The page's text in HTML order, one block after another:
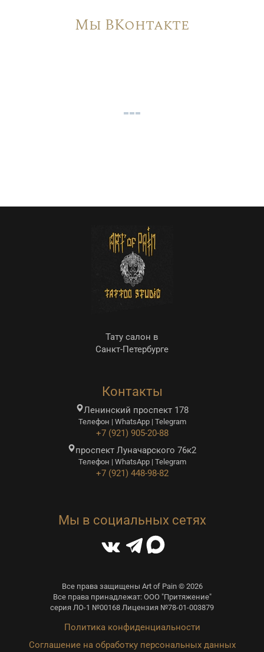
Мы ВКонтакте
Тату салон в
Санкт-Петербурге
Контакты
Ленинский проспект 178
Телефон | WhatsApp | Telegram
+7 (921) 905-20-88
проспект Луначарского 76к2
Телефон | WhatsApp | Telegram
+7 (921) 448-98-82
Мы в социальных сетях
Все права защищены Art of Pain © 2026
Все права принадлежат: ООО "Притяжение"
серия ЛО-1 №00168 Лицензия №78-01-003879
Политика конфиденциальности
Соглашение на обработку персональных данных